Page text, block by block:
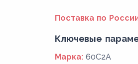
Поставка по
Ключевые
Марка: 60С2А